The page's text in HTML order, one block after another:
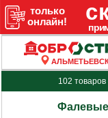
102
Фалевые